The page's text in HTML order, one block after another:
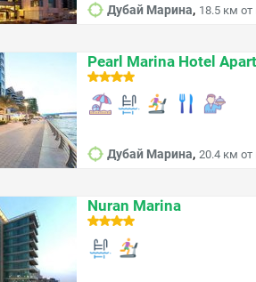
Дубай Марина, 18.5 км от
Pearl Marina Hotel
Дубай Марина, 20.4 км от
Nuran Marina